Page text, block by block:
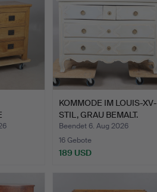
KOMMODE IM LOUIS-XV-
STIL, GRAU BEMALT.
Beendet 6. Aug 2026
16 Gebote
189 USD